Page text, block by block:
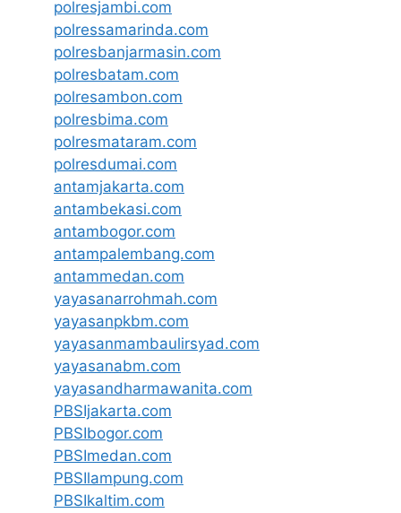
polresjambi.com
polressamarinda.com
polresbanjarmasin.com
polresbatam.com
polresambon.com
polresbima.com
polresmataram.com
polresdumai.com
antamjakarta.com
antambekasi.com
antambogor.com
antampalembang.com
antammedan.com
yayasanarrohmah.com
yayasanpkbm.com
yayasanmambaulirsyad.com
yayasanabm.com
yayasandharmawanita.com
PBSIjakarta.com
PBSIbogor.com
PBSImedan.com
PBSIlampung.com
PBSIkaltim.com